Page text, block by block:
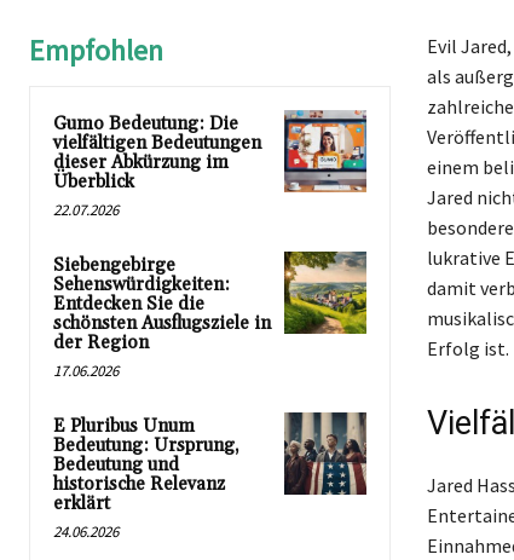
Empfohlen
Gumo Bedeutung: Die
vielfältigen Bedeutungen
dieser Abkürzung im
Überblick
22.07.2026
Siebengebirge
Sehenswürdigkeiten:
Entdecken Sie die
schönsten Ausflugsziele in
der Region
17.06.2026
E Pluribus Unum
Bedeutung: Ursprung,
Bedeutung und
historische Relevanz
erklärt
24.06.2026
Evil
als
einem
Jared
lukrative
damit
Erfolg ist.
Jared